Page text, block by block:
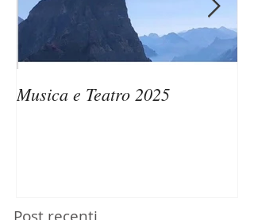
Musica e Teatro 2025
Post recenti